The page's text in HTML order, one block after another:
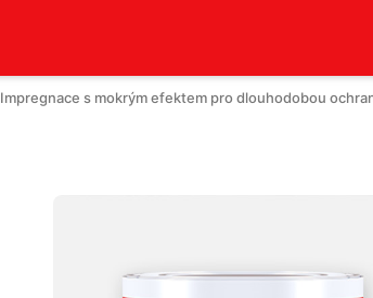
Impregnace s mokrým efektem pro dlouhodobou